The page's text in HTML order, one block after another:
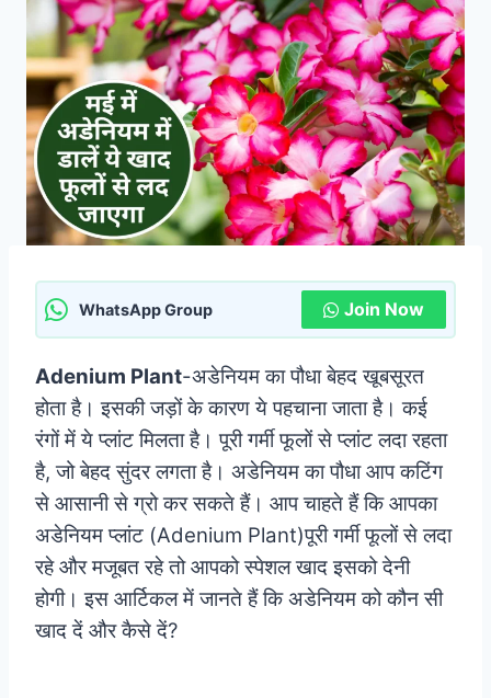
WhatsApp Group Join Now
Adenium Plant-अडेनियम का पौधा बेहद खूबसूरत
होता है। इसकी जड़ों के कारण ये पहचाना जाता है। कई
रंगों में ये प्लांट मिलता है। पूरी गर्मी फूलों से प्लांट लदा रहता
है, जो बेहद सुंदर लगता है। अडेनियम का पौधा आप कटिंग
से आसानी से ग्रो कर सकते हैं। आप चाहते हैं कि आपका
अडेनियम प्लांट (Adenium Plant)पूरी गर्मी फूलों से लदा
रहे और मजूबत रहे तो आपको स्पेशल खाद इसको देनी
होगी। इस आर्टिकल में जानते हैं कि अडेनियम को कौन सी
खाद दें और कैसे दें?